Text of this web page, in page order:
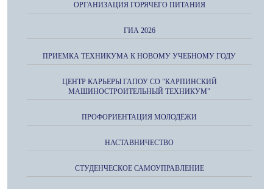
ОРГАНИЗАЦИЯ ГОРЯЧЕГО ПИТАНИЯ
ГИА 2026
ПРИЕМКА ТЕХНИКУМА К НОВОМУ УЧЕБНОМУ ГОДУ
ЦЕНТР КАРЬЕРЫ ГАПОУ СО "КАРПИНСКИЙ
МАШИНОСТРОИТЕЛЬНЫЙ ТЕХНИКУМ"
ПРОФОРИЕНТАЦИЯ МОЛОДЁЖИ
НАСТАВНИЧЕСТВО
СТУДЕНЧЕСКОЕ САМОУПРАВЛЕНИЕ